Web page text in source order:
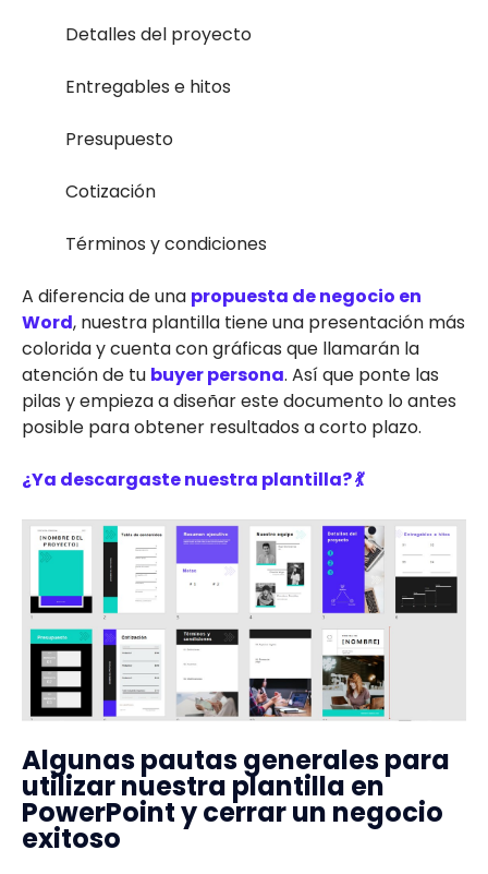
Detalles del proyecto
Entregables e hitos
Presupuesto
Cotización
Términos y condiciones
A diferencia de una propuesta de negocio en
Word, nuestra plantilla tiene una presentación más
colorida y cuenta con gráficas que llamarán la
atención de tu buyer persona. Así que ponte las
pilas y empieza a diseñar este documento lo antes
posible para obtener resultados a corto plazo.
¿Ya descargaste nuestra plantilla?💃
Algunas pautas generales para
utilizar nuestra plantilla en
PowerPoint y cerrar un negocio
exitoso